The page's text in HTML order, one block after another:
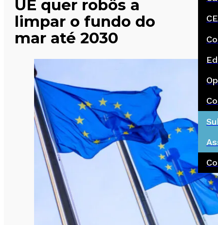
UE quer robôs a
limpar o fundo do
mar até 2030